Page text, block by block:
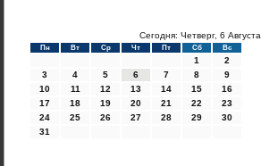
Сегодня: Четверг, 6 Августа
Пн Вт Ср Чт Пт Сб Вс
1
2
3
4 5 6 7 8
9
10
11 12 13 14 15
16
17
18 19 20 21 22
23
24
25 26 27 28 29
30
31